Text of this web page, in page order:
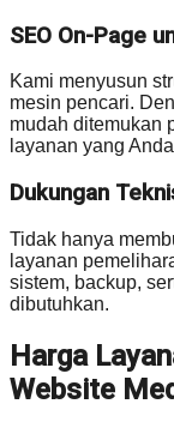
SEO On-Page
Kami menyusun
mesin pencari.
mudah ditemukan
layanan yang
Dukungan
Tidak hanya
layanan
sistem, backup,
dibutuhkan.
Harga
Website